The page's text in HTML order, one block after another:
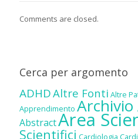
Comments are closed.
Cerca per argomento
ADHDAltre Fonti Altre
Apprendimento
AbstractArea
Scientifici Cardiologia